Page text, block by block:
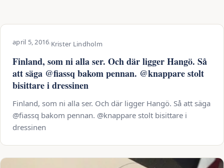
april 5, 2016·Krister Lindholm
Finland, som ni alla ser. Och där ligger Hangö. Så
att säga @fiassq bakom pennan. @knappare stolt
bisittare i dressinen
Finland, som ni alla ser. Och där ligger Hangö. Så att säga
@fiassq bakom pennan. @knappare stolt bisittare i
dressinen